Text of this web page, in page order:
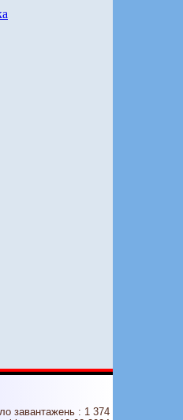
завантажень : 1 374